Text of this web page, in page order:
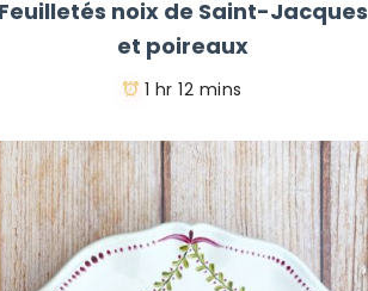
Feuilletés noix de Saint-Jacques
et poireaux
1 hr 12 mins